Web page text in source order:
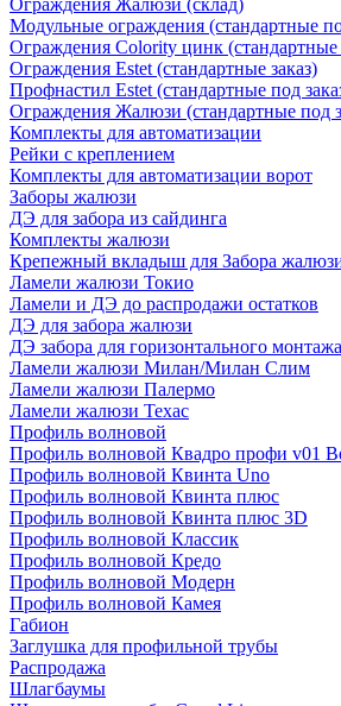
Ограждения Жалюзи (склад)
Модульные ограждения (стандартные
Ограждения Colority цинк (стандартные
Ограждения Estet (стандартные заказ)
Профнастил Estet (стандартные под
Ограждения Жалюзи (стандартные под
Комплекты для автоматизации
Рейки с креплением
Комплекты для автоматизации ворот
Заборы жалюзи
ДЭ для забора из сайдинга
Комплекты жалюзи
Крепежный вкладыш для Забора
Ламели жалюзи Токио
Ламели и ДЭ до распродажи остатков
ДЭ для забора жалюзи
ДЭ забора для горизонтального
Ламели жалюзи Милан/Милан Слим
Ламели жалюзи Палермо
Ламели жалюзи Техас
Профиль волновой
Профиль волновой Квадро профи v01
Профиль волновой Квинта Uno
Профиль волновой Квинта плюс
Профиль волновой Квинта плюс 3D
Профиль волновой Классик
Профиль волновой Кредо
Профиль волновой Модерн
Профиль волновой Камея
Габион
Заглушка для профильной трубы
Распродажа
Шлагбаумы